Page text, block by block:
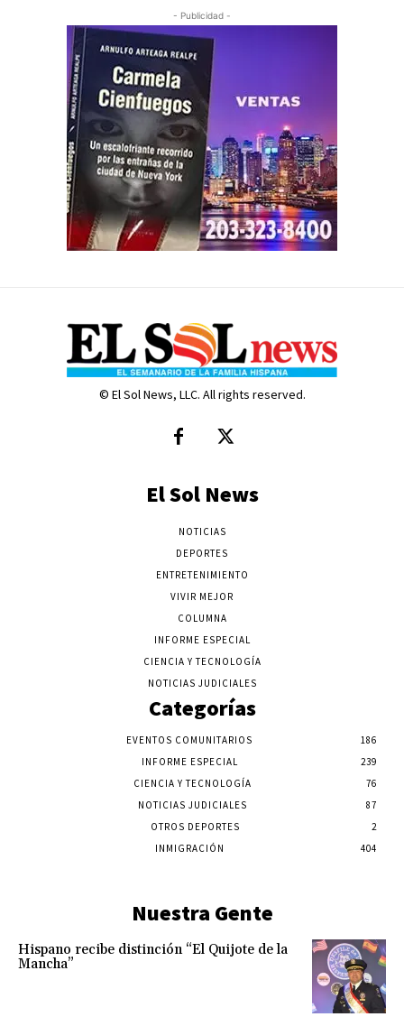
- Publicidad -
© El Sol News, LLC. All rights reserved.
El Sol News
NOTICIAS
DEPORTES
ENTRETENIMIENTO
VIVIR MEJOR
COLUMNA
INFORME ESPECIAL
CIENCIA Y TECNOLOGÍA
NOTICIAS JUDICIALES
Categorías
EVENTOS COMUNITARIOS
186
INFORME ESPECIAL
239
CIENCIA Y TECNOLOGÍA
76
NOTICIAS JUDICIALES
87
OTROS DEPORTES
2
INMIGRACIÓN
404
Nuestra Gente
Hispano recibe distinción “El Quijote de la
Mancha”